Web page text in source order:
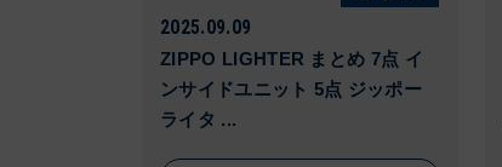
2025.09.09
ZIPPO LIGHTER まとめ 7点 イ
ンサイドユニット 5点 ジッポー
ライタ ...